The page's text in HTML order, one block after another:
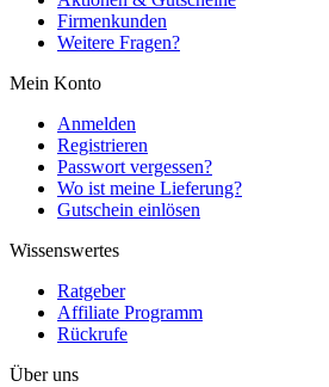
Firmenkunden
Weitere Fragen?
Mein Konto
Anmelden
Registrieren
Passwort vergessen?
Wo ist meine Lieferung?
Gutschein einlösen
Wissenswertes
Ratgeber
Affiliate Programm
Rückrufe
Über uns